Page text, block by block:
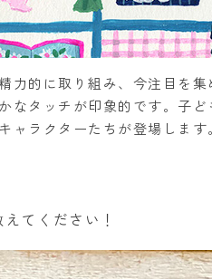
力的に取り組み、今注目を
なタッチが印象的です。子
ャラクターたちが登場しま
てください！